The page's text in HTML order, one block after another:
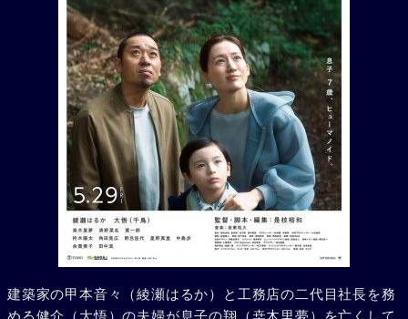
建築家の甲本音々（綾瀬はるか）と工務店の二代目社長を務
める健介（大悟）の夫婦が息子の翔（桒木里夢）を亡くして